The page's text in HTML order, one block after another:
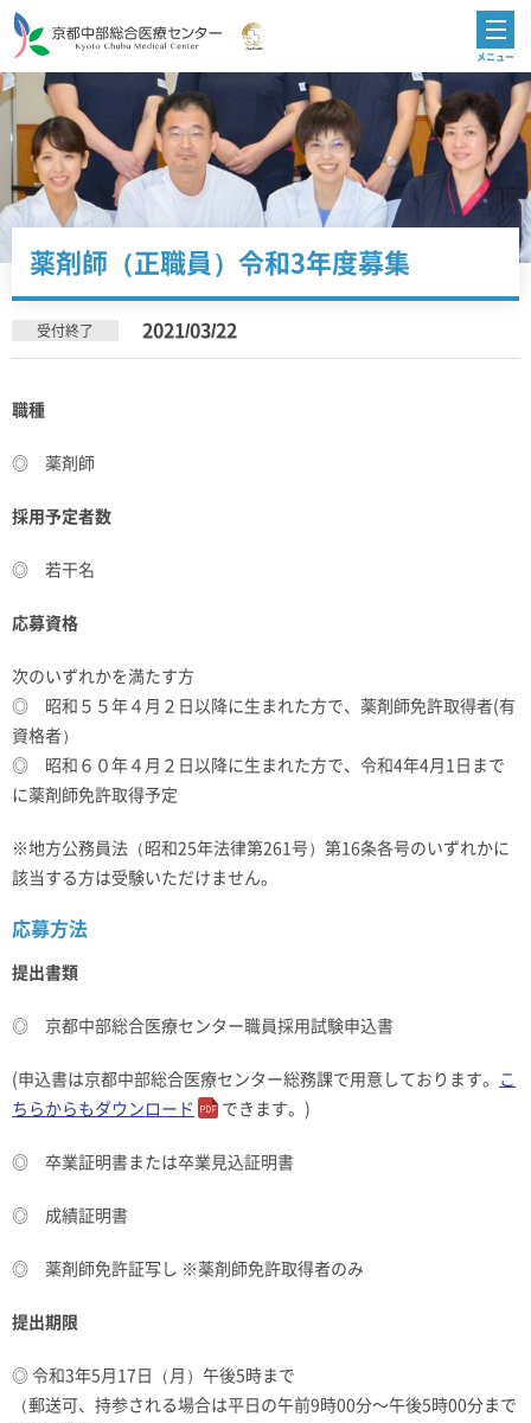
薬剤師（正職員）令和3年度募集
受付終了 2021/03/22
職種
◎ 薬剤師
採用予定者数
◎ 若干名
応募資格
次のいずれかを満たす方
◎ 昭和５５年４月２日以降に生まれた方で、薬剤師免許取得者(有
資格者）
◎ 昭和６０年４月２日以降に生まれた方で、令和4年4月1日まで
に薬剤師免許取得予定
※地方公務員法（昭和25年法律第261号）第16条各号のいずれかに
該当する方は受験いただけません。
応募方法
提出書類
◎ 京都中部総合医療センター職員採用試験申込書
(申込書は京都中部総合医療センター総務課で用意しております。 こ
ちらからもダウンロード
できます。)
◎ 卒業証明書または卒業見込証明書
◎ 成績証明書
◎ 薬剤師免許証写し ※薬剤師免許取得者のみ
提出期限
◎ 令和3年5月17日（月）午後5時まで
（郵送可、持参される場合は平日の午前9時00分～午後5時00分まで